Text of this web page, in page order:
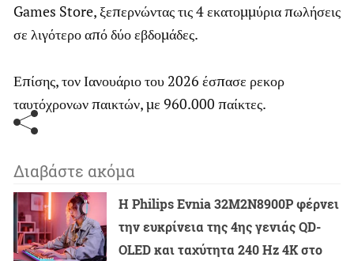
Games Store, ξεπερνώντας τις 4 εκατομμύρια πωλήσεις
σε λιγότερο από δύο εβδομάδες.
Επίσης, τον Ιανουάριο του 2026 έσπασε ρεκορ
ταυτόχρονων παικτών, με 960.000 παίκτες.
Διαβάστε ακόμα
Η Philips Evnia 32M2N8900P φέρνει
την ευκρίνεια της 4ης γενιάς QD-
OLED και ταχύτητα 240 Hz 4K στο